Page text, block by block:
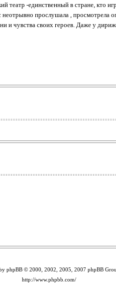
-единственный в стране, кто
прослушала ,
чувства своих героев. Даже у
phpBB © 2000, 2002, 2005, 2007 phpBB
http://www.phpbb.com/